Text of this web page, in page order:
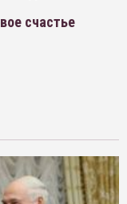
счастье